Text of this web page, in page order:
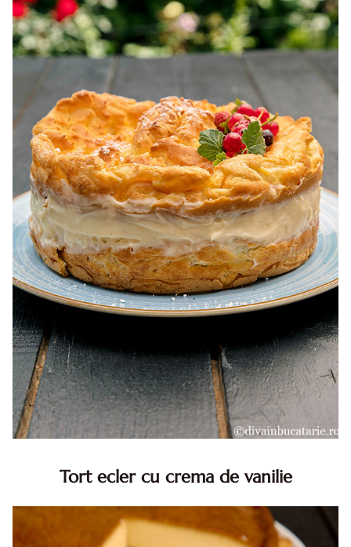
Tort ecler cu crema de vanilie
Reteta tort ecler. Tort ecler cu crema vanilie. Reteta
Karpatka